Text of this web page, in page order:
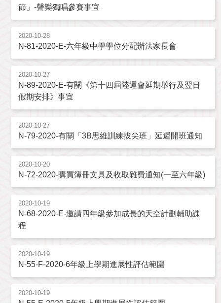
節」-聲樂獨唱參賽事宜
2020-10-28
N-81-2020-E-六年級中學學位分配辦法家長會
2020-10-27
N-89-2020-E-有關《第十四屆陸運會延期舉行及翌日
假期安排》事宜
2020-10-27
N-79-2020-有關「3B思維訓練拔尖班」延遲開班通知
2020-10-20
N-72-2020-購買簿冊文具及收取雜費通知(一至六年級)
2020-10-19
N-68-2020-E-邀請四年級參加成長的天空計劃輔助課
程
2020-10-19
N-55-F-2020-6年級上學期進展性評估範圍
2020-10-19